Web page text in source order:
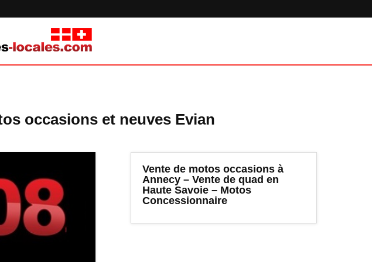
occasions et neuves Evian
Vente de motos occasions à
Annecy – Vente de quad en
Haute Savoie – Motos
Concessionnaire